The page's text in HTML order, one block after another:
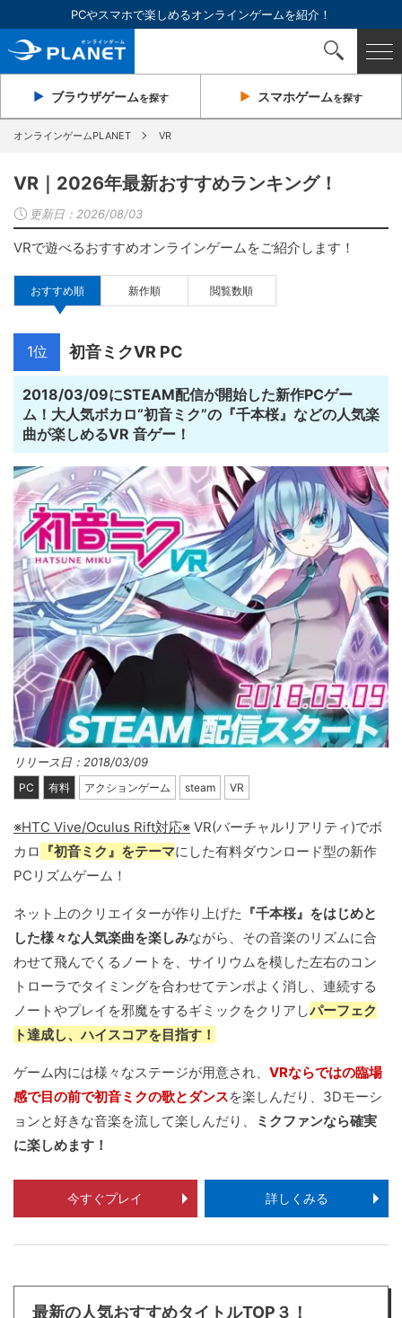
PCやスマホで楽しめるオンラインゲームを紹介！
ブラウザゲームを探す スマホゲームを探す
オンラインゲームPLANET VR
VR｜2026年最新おすすめランキング！
更新日： 2026/08/03
VRで遊べるおすすめオンラインゲームをご紹介します！
おすすめ順 新作順 閲覧数順
1位 初音ミクVR PC
2018/03/09にSTEAM配信が開始した新作PCゲー
ム！大人気ボカロ“初音ミク”の『千本桜』などの人気楽
曲が楽しめるVR 音ゲー！
リリース日：2018/03/09
PC 有料 アクションゲーム steam VR
※HTC Vive/Oculus Rift対応※ VR(バーチャルリアリティ)でボ
カロ 『初音ミク』をテーマにした有料ダウンロード型の新作
PCリズムゲーム！
ネット上のクリエイターが作り上げた 『千本桜』をはじめと
した様々な人気楽曲を楽しみながら、その音楽のリズムに合
わせて飛んでくるノートを、サイリウムを模した左右のコン
トローラでタイミングを合わせてテンポよく消し、連続する
ノートやプレイを邪魔をするギミックをクリアしパーフェク
ト達成し、ハイスコアを目指す！
ゲーム内には様々なステージが用意され、 VRならではの臨場
感で目の前で初音ミクの歌とダンスを楽しんだり、3Dモーシ
ョンと好きな音楽を流して楽しんだり、
ミクファンなら確実
に楽しめます！
今すぐプレイ 詳しくみる
最新の人気おすすめタイトルTOP３！